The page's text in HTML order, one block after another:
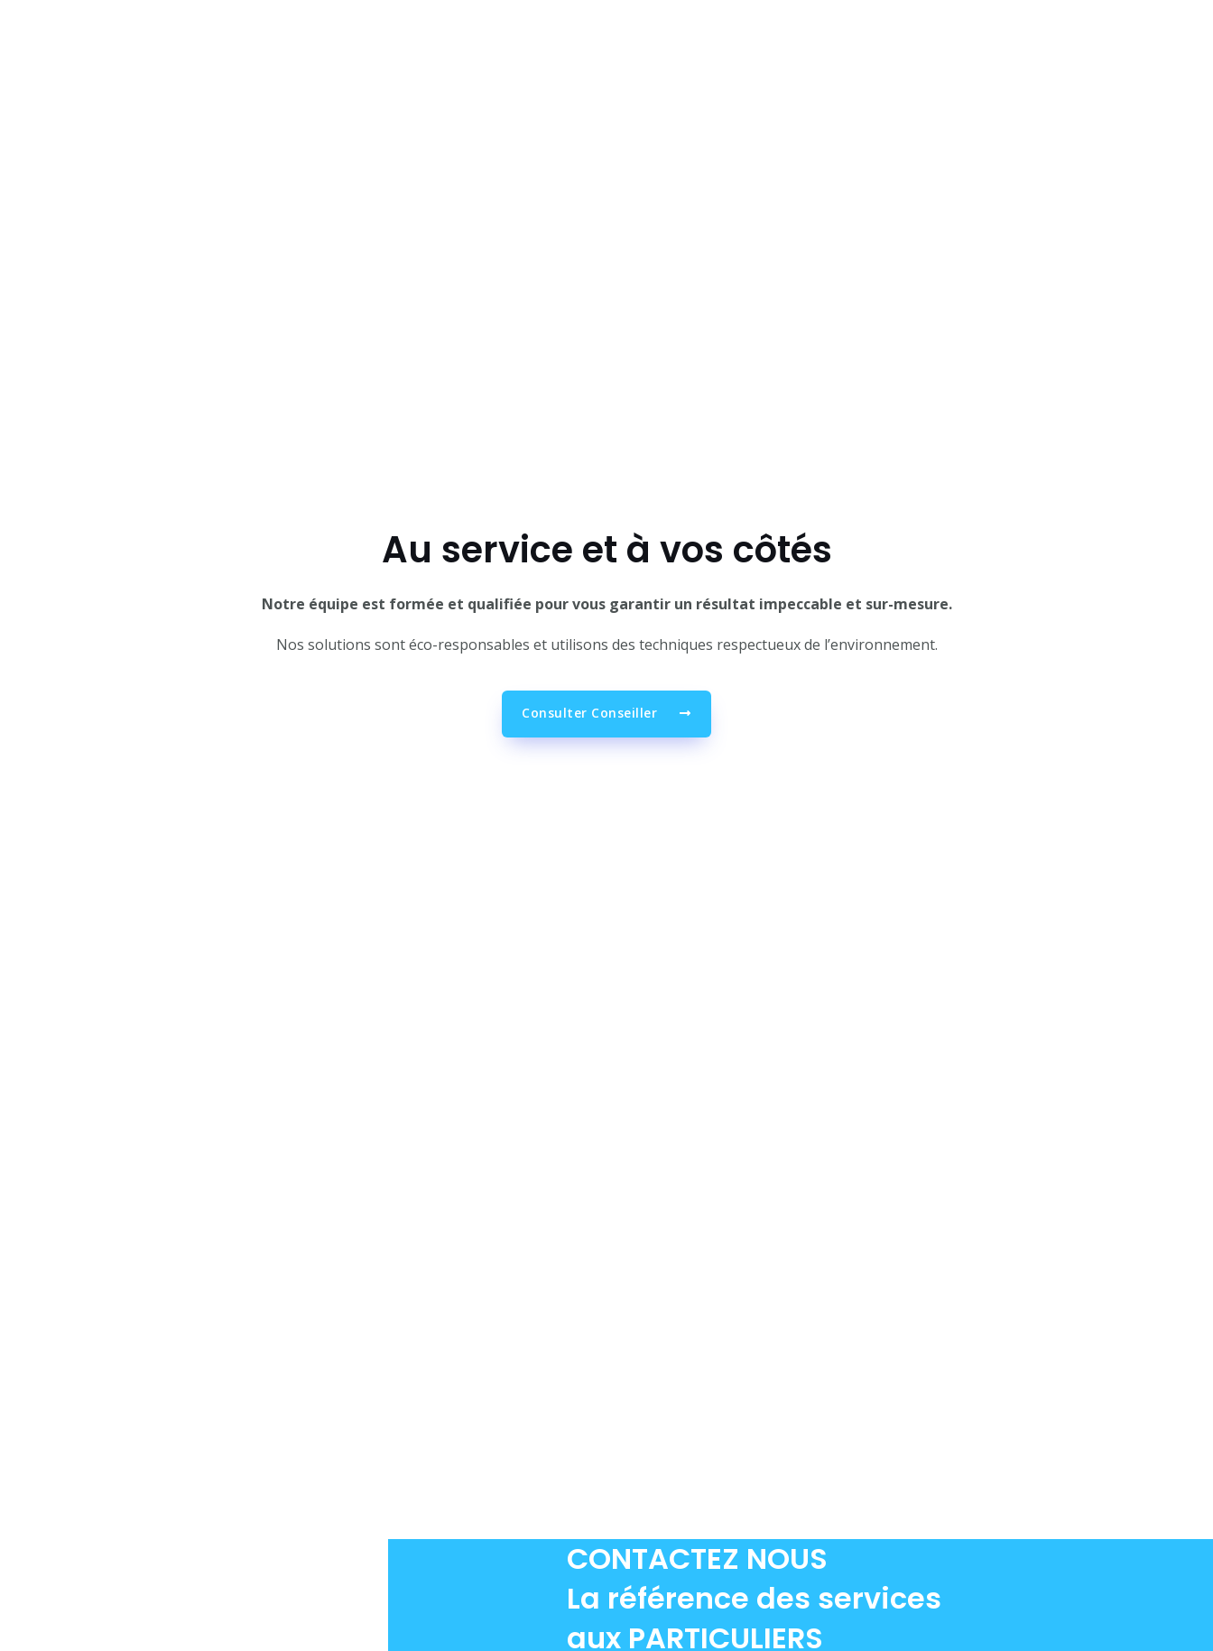
Au service et à vos côtés
Notre équipe est formée et qualifiée pour vous garantir un résultat impeccable et sur-mesure.
Nos solutions sont éco-responsables et utilisons des techniques respectueux de l’environnement.
Consulter Conseiller
CONTACTEZ NOUS
La référence des services
aux PARTICULIERS